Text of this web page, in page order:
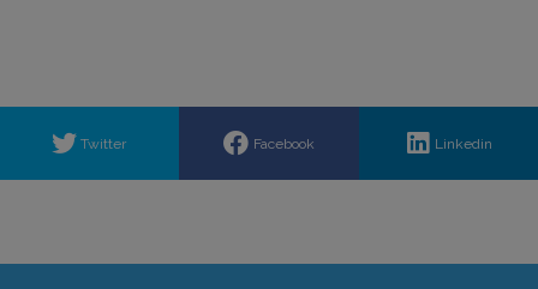
Twitter Facebook Linkedin